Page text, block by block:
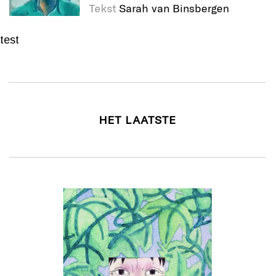
Tekst Sarah van Binsbergen
test
HET LAATSTE